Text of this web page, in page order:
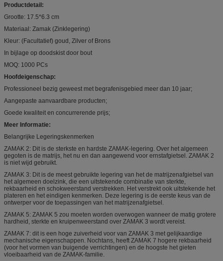
Productdetail:
Grootte: 17.5*6.3 cm
Materiaal: Zamak (Zinklegering)
Kleur: (Facultatief) goud, Zilver of Brons
In bijlage op doodskist door bout
MOQ: 1000 PCs
Hoofdeigenschap:
Professioneel bezig geweest met begrafenisgebied meer dan 10 jaar;
Aangepaste aanvaardbare producten;
Goede kwaliteit en concurrerende prijs;
Meer Informatie:
Belangrijke Legeringskenmerken
ZAMAK 2: Dit is de sterkste en hardste ZAMAK-legering. Over het algemeen
gegoten is de matrijs, het nu en dan aangewend voor ernstafgietsel. ZAMAK 2
is niet wijd gebruikt.
ZAMAK 3: Dit is de meest gebruikte legering van het de matrijzenafgietsel van
het algemeen doelzink, die een uitstekende combinatie van sterkte,
rekbaarheid en schokweerstand verstrekken. Het verstrekt ook uitstekende het
plateren en het eindigen kenmerken. Deze legering is de eerste keus van de
ontwerper voor de toepassingen van het matrijzenafgietsel.
ZAMAK 5: ZAMAK 5 zou moeten worden overwogen wanneer de matig grotere
hardheid, sterkte en kruipenweerstand over ZAMAK 3 wordt vereist.
ZAMAK 7: dit is een hoge zuiverheid voor van ZAMAK 3 met gelijkaardige
mechanische eigenschappen. Nochtans, heeft ZAMAK 7 hogere rekbaarheid
(voor het vormen van buigende verrichtingen) en de hoogste het gieten
vloeibaarheid van de ZAMAK-familie.